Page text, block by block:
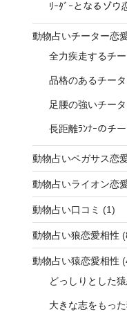
ﾘｰﾀﾞｰとなるゾウ
動物占いチーター恋
全力疾走するチ
品格のあるチー
足腰の強いチー
長距離ﾗﾝﾅｰのチ
動物占いペガサス恋
動物占いライオン恋
動物占い口コミ (1)
動物占い狼恋愛相性
動物占い猿恋愛相性
どっしりとした
大きな志をもっ